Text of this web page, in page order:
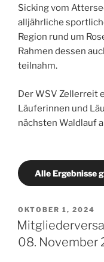
Sicking vom
alljährliche
Region rund um
Rahmen dessen
teilnahm.
Der WSV Zellerreit
Läuferinnen und
nächsten Waldlauf
Alle Ergebnisse
VERÖFFENTLICHT
AM
OKTOBER 1, 2024
08. November